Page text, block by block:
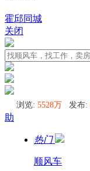
霍邱同城
关闭
浏览: 5528万 发布:
助
热门
顺风车